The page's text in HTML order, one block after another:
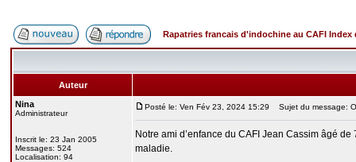
Rapatries francais d'indochine au CAFI Index
Auteur
Nina
Administrateur
Inscrit le: 23 Jan 2005
Messages: 524
Localisation: 94
Posté le: Ven Fév 23, 2024 15:29 Sujet du message:
Notre ami d’enfance du CAFI Jean Cassim âgé
maladie.